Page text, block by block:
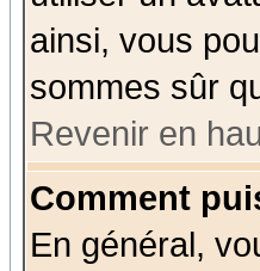
ainsi, vous
sommes sûr
Revenir en
Comment
En général,